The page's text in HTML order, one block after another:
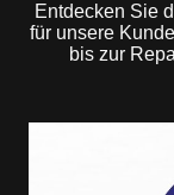
Entdecken Sie
für unsere
bis zur